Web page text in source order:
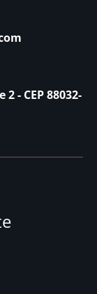
- CEP 88032-